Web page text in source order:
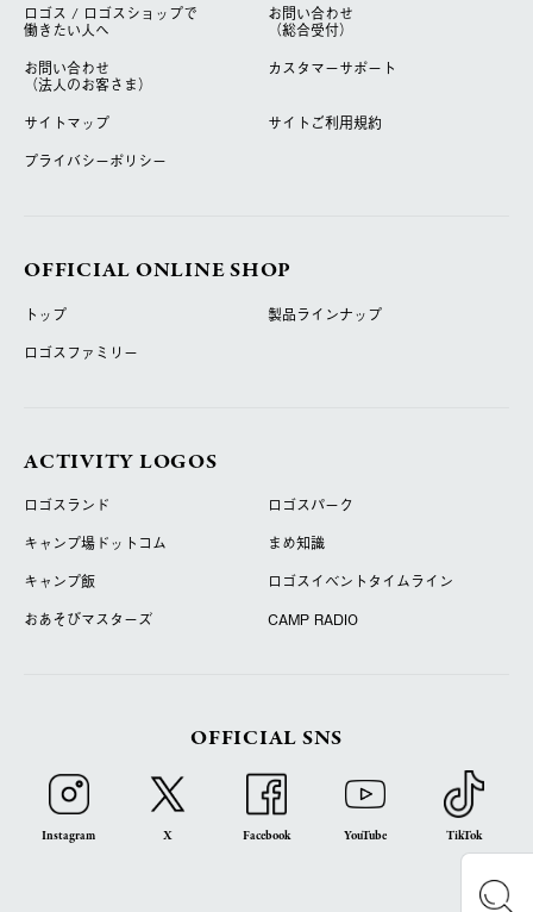
ロゴス / ロゴスショップで
働きたい人へ
お問い合わせ
（総合受付）
お問い合わせ
（法人のお客さま）
カスタマーサポート
サイトマップ
サイトご利用規約
プライバシーポリシー
OFFICIAL ONLINE SHOP
トップ
製品ラインナップ
ロゴスファミリー
ACTIVITY LOGOS
ロゴスランド
ロゴスパーク
キャンプ場ドットコム
まめ知識
キャンプ飯
ロゴスイベントタイムライン
おあそびマスターズ
CAMP RADIO
OFFICIAL SNS
Instagram X Facebook YouTube TikTok